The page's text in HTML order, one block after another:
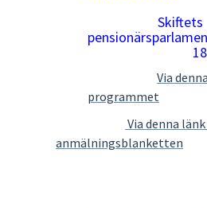
Skiftets
18-20
Via
programmet
Via denna
anmälningsblanketten